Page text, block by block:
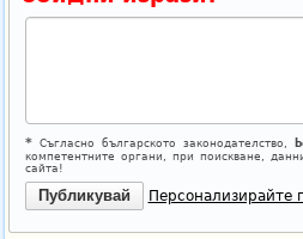
*Съгласно българското законодателство,
компетентните органи, при поискване,
сайта!
Персонализирайте